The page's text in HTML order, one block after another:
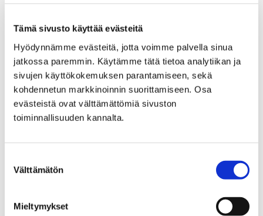
Tämä sivusto käyttää evästeitä
Hyödynnämme evästeitä, jotta voimme palvella sinua
jatkossa paremmin. Käytämme tätä tietoa analytiikan ja
sivujen käyttökokemuksen parantamiseen, sekä
kohdennetun markkinoinnin suorittamiseen. Osa
evästeistä ovat välttämättömiä sivuston
toiminnallisuuden kannalta.
valinta
Välttämätön
Mieltymykset
Etusivu
Kokoelmat
Kokoelmapoliittinen ohjelma
Kokoelmapoliittinen
ohjelma
Luontotalo Arkin kokoelmat